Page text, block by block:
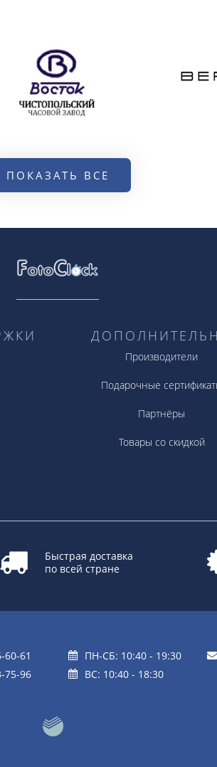
ПОКАЗАТЬ ВСЕ
Производители
Подарочные
Партнёры
Товары со скидкой
Быстрая доставка
по всей стране
60-61
75-96
ПН-СБ: 10:40 - 19:30
ВС: 10:40 - 18:30